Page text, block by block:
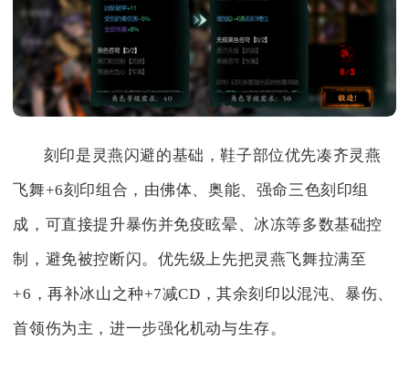
刻印是灵燕闪避的基础，鞋子部位优先凑齐灵燕
飞舞+6刻印组合，由佛体、奥能、强命三色刻印组
成，可直接提升暴伤并免疫眩晕、冰冻等多数基础控
制，避免被控断闪。优先级上先把灵燕飞舞拉满至
+6，再补冰山之种+7减CD，其余刻印以混沌、暴伤、
首领伤为主，进一步强化机动与生存。